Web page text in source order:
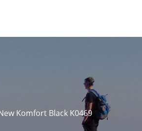
Komfort Black K0469